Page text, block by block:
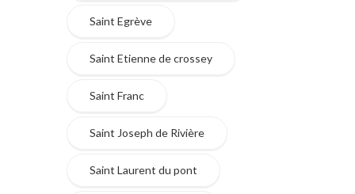
Saint Egrève
Saint Etienne de crossey
Saint Franc
Saint Joseph de Rivière
Saint Laurent du pont